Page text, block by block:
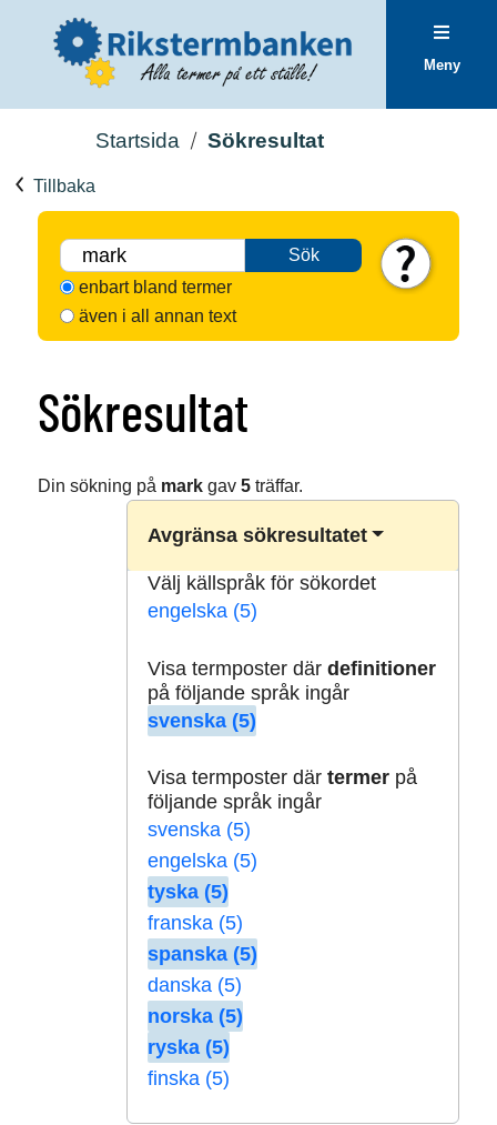
Meny
Startsida Sökresultat
Tillbaka
Sök
enbart bland termer
även i all annan text
Sökresultat
Din sökning på markgav 5träffar.
Avgränsa sökresultatet
Välj källspråk för sökordet
engelska (5)
Visa termposter där definitioner
på följande språk ingår
svenska (5)
Visa termposter där termerpå
följande språk ingår
svenska (5)
engelska (5)
tyska (5)
franska (5)
spanska (5)
danska (5)
norska (5)
ryska (5)
finska (5)